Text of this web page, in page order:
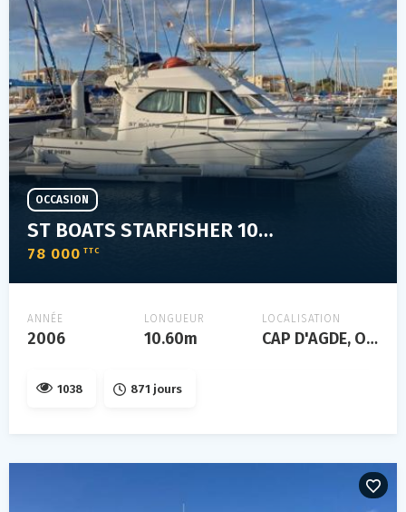
ST BOATS STARFISHER 1060
78 000 TTC
OCCASION
ANNÉE
2006
LONGUEUR
10.60m
LOCALISATION
CAP D'AGDE, Occitanie, FRANCE
1038 871 jours